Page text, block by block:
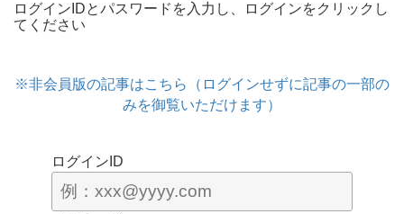
ログインIDとパスワードを入力し、ログインをクリックし
てください
※非会員版の記事はこちら（ログインせずに記事の一部の
みを御覧いただけます）
ログインID